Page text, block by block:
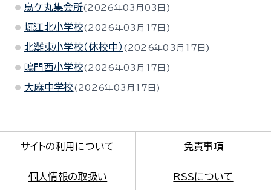
鳥ケ丸集会所 2026年03月03日
堀江北小学校 2026年03月17日
北灘東小学校（休校中） 2026年03月17日
鳴門西小学校 2026年03月17日
大麻中学校 2026年03月17日
サイトの利用について 免責事項
個人情報の取扱い RSSについて